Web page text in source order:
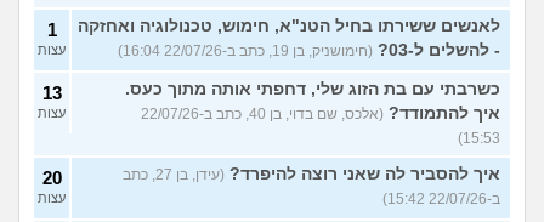
לאנשים ששירתו בחיל הטנ"א, חימוש, טכנולוגיה ואחזקה
- להשלים ל-03?
(חימושניק, בן 19, כתב ב-22/07/26 16:04)
1
עצות
כשרבתי עם בת הזוג שלי, דחפתי אותה מתוך כעס.
איך להתמודד?
(אלכס, שם בדוי, בן 40, כתב ב-22/07/26
15:53)
13
עצות
איך להסביר לה שאני רוצה להיפרד?
(עידן, בן 27, כתב
ב-22/07/26 15:42)
20
עצות